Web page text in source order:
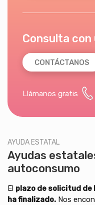
Consulta con
CONTÁCTANOS
Llámanos gratis
AYUDA ESTATAL
Ayudas
autoconsumo
El plazo de solicitud de
ha finalizado. Nos